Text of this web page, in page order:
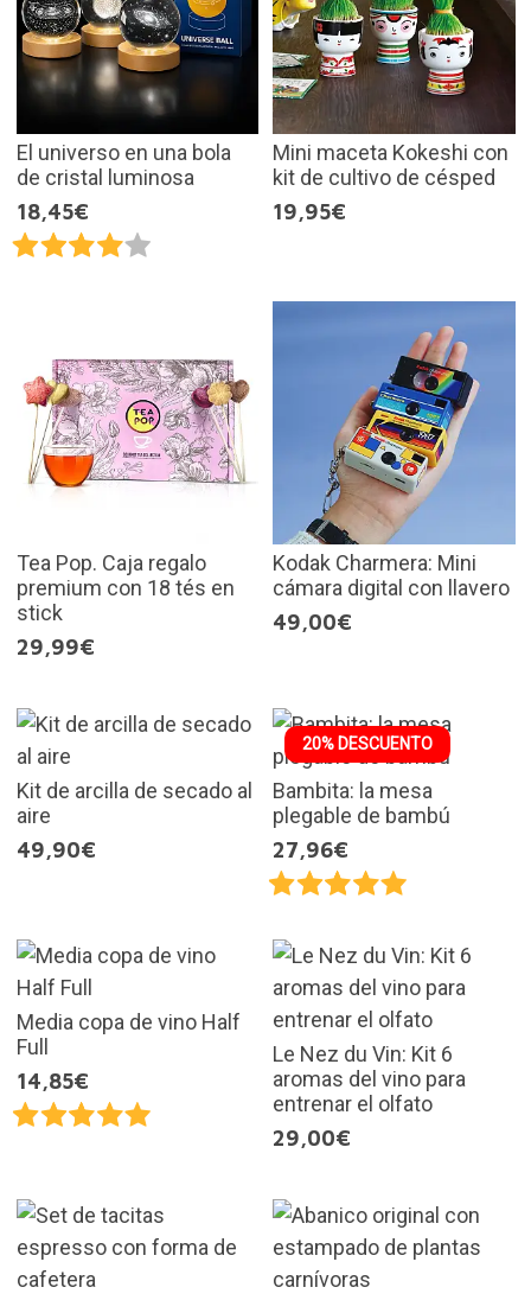
El universo en una bola
de cristal luminosa
18,45€
Mini maceta Kokeshi con
kit de cultivo de césped
19,95€
Tea Pop. Caja regalo
premium con 18 tés en
stick
29,99€
Kodak Charmera: Mini
cámara digital con llavero
49,00€
Kit de arcilla de secado al
aire
49,90€
20% DESCUENTO
Bambita: la mesa
plegable de bambú
27,96€
Media copa de vino Half
Full
14,85€
Le Nez du Vin: Kit 6
aromas del vino para
entrenar el olfato
29,00€